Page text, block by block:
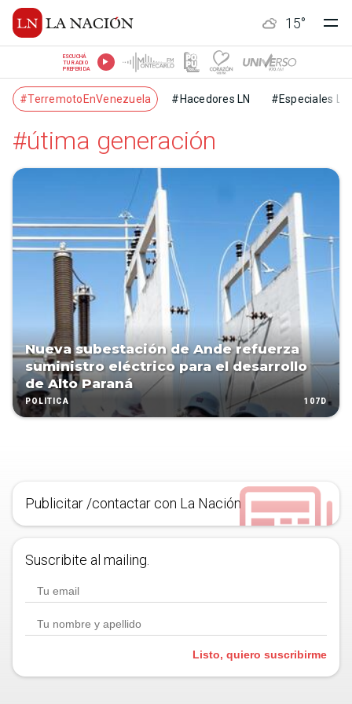
15°
ESCUCHÁ
TU RADIO
PREFERIDA
#TerremotoEnVenezuela #Hacedores LN #Especiales LN
#útima generación
Nueva subestación de Ande refuerza
suministro eléctrico para el desarrollo
de Alto Paraná
POLÍTICA 107D
Publicitar /contactar con La Nación
Suscribite al mailing.
Listo, quiero suscribirme